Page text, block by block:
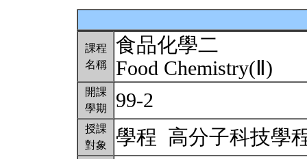
課程
名稱
食品化學二
Food Chemistry(Ⅱ)
開課
學期
99-2
授課
對象
學程 高分子科技學